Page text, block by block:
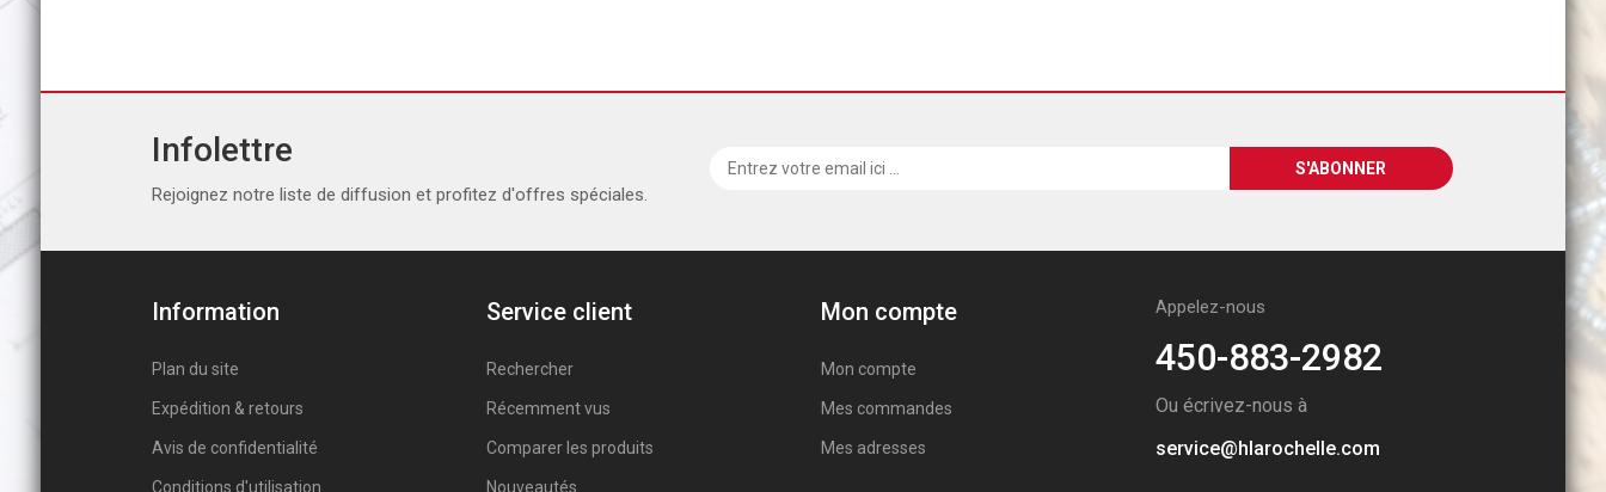
Infolettre
Rejoignez notre liste de diffusion et profitez d'offres spéciales.
Information
Plan du site
Expédition & retours
Avis de confidentialité
Conditions d'utilisation
Service client
Rechercher
Récemment vus
Comparer les produits
Nouveautés
Mon compte
Mon compte
Mes commandes
Mes adresses
Appelez-nous
450-883-2982
Ou écrivez-nous à
service@hlarochelle.com